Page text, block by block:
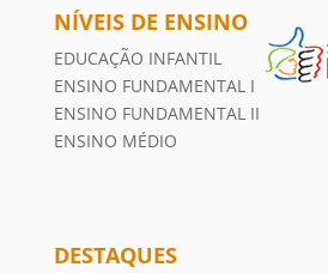
NÍVEIS DE ENSINO
EDUCAÇÃO INFANTIL
ENSINO FUNDAMENTAL I
ENSINO FUNDAMENTAL II
ENSINO MÉDIO
DESTAQUES